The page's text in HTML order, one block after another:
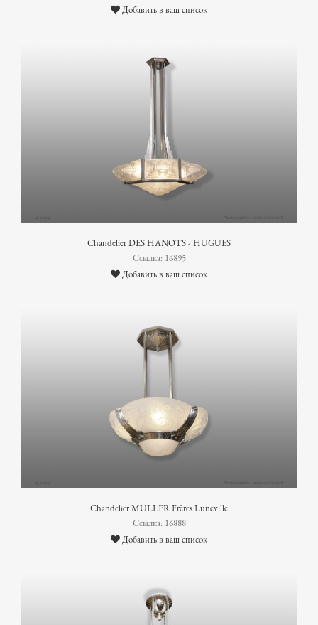
Добавить в ваш список
Chandelier DES HANOTS - HUGUES
Ссылка: 16895
Добавить в ваш список
Chandelier MULLER Frères Luneville
Ссылка: 16888
Добавить в ваш список